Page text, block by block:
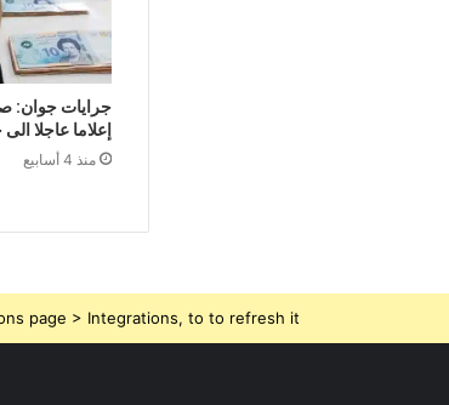
جرايات جوان:
إعلاما عاجلا
منذ 4 أسابيع
page > Integrations, to to refresh it.